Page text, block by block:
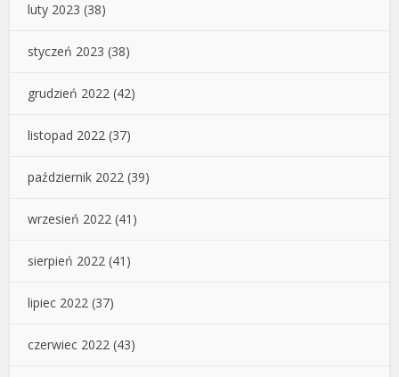
luty 2023 (38)
styczeń 2023 (38)
grudzień 2022 (42)
listopad 2022 (37)
październik 2022 (39)
wrzesień 2022 (41)
sierpień 2022 (41)
lipiec 2022 (37)
czerwiec 2022 (43)